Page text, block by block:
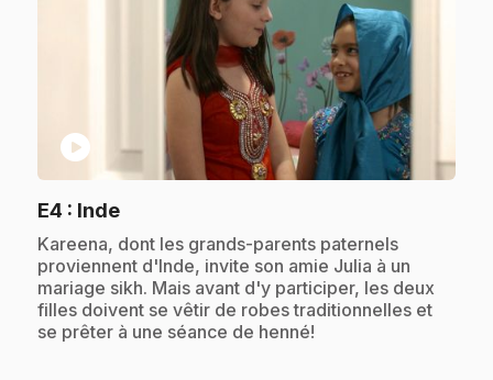
play_circle
E4 : Inde.
.Kareena, dont les grands-parents paternels
proviennent d'Inde, invite son amie Julia à un
mariage sikh. Mais avant d'y participer, les deux
filles doivent se vêtir de robes traditionnelles et
se prêter à une séance de henné!